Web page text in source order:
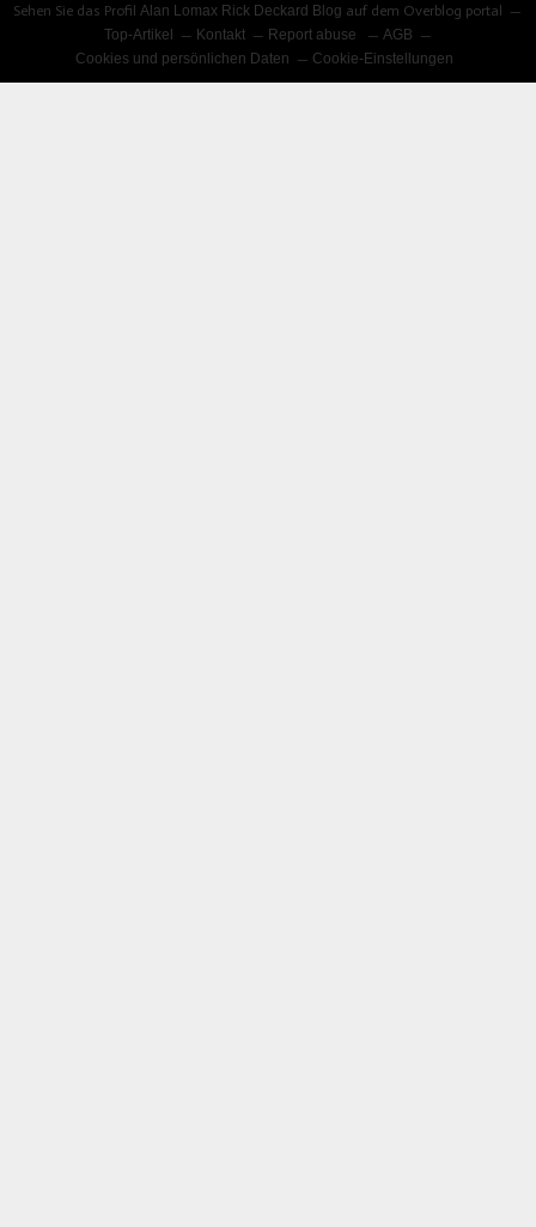
Sehen Sie das ProfilAlan Lomax Rick Deckard Blog auf dem Overblog portal
Top-Artikel
Kontakt Report abuse
AGB
Cookies und persönlichen Daten
Cookie-Einstellungen